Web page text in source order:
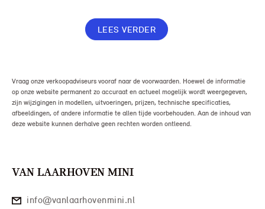
maand, in plaats van € 449. Afhankelijk van de
uitvoering kan jouw voordeel nog verder oplopen.
LEES VERDER
Vraag onze verkoopadviseurs vooraf naar de voorwaarden. Hoewel de informatie
op onze website permanent zo accuraat en actueel mogelijk wordt weergegeven,
zijn wijzigingen in modellen, uitvoeringen, prijzen, technische specificaties,
afbeeldingen, of andere informatie te allen tijde voorbehouden. Aan de inhoud van
deze website kunnen derhalve geen rechten worden ontleend.
VAN LAARHOVEN MINI
info@vanlaarhovenmini.nl